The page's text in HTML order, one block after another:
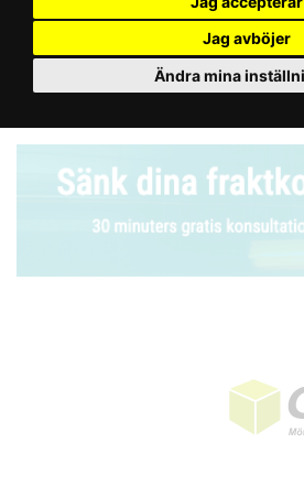
Jag avböjer
Ändra mina